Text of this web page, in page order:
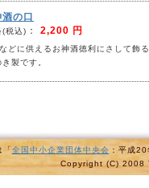
酒の口
(税込) ： 2,200 円
どに供えるお神酒徳利にさして飾
製です。
「全国中小企業団体中央会 ：平成
Copyright (C) 2008